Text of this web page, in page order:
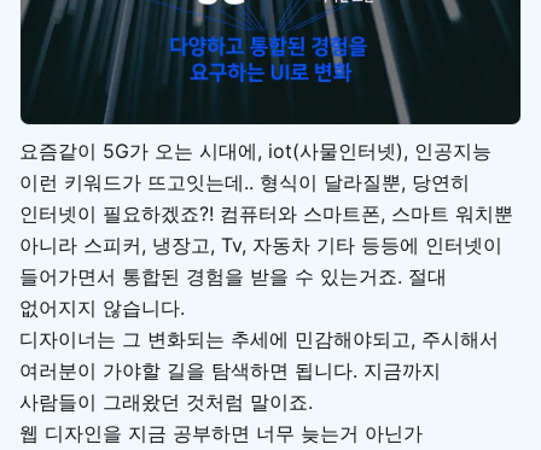
요즘같이 5G가 오는 시대에, iot(사물인터넷), 인공지능
이런 키워드가 뜨고잇는데.. 형식이 달라질뿐, 당연히
인터넷이 필요하겠죠?! 컴퓨터와 스마트폰, 스마트 워치뿐
아니라 스피커, 냉장고, Tv, 자동차 기타 등등에 인터넷이
들어가면서 통합된 경험을 받을 수 있는거죠. 절대
없어지지 않습니다.
디자이너는 그 변화되는 추세에 민감해야되고, 주시해서
여러분이 가야할 길을 탐색하면 됩니다. 지금까지
사람들이 그래왔던 것처럼 말이죠.
웹 디자인을 지금 공부하면 너무 늦는거 아닌가